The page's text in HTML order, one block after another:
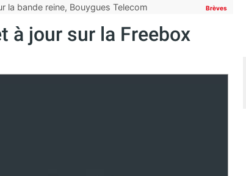
la bande reine, Bouygues Telecom
Brèves
à jour sur la Freebox